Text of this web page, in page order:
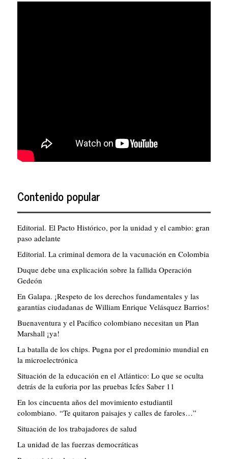
Contenido popular
Editorial. El Pacto Histórico, por la unidad y el cambio: gran
paso adelante
Editorial. La criminal demora de la vacunación en Colombia
Duque debe una explicación sobre la fallida Operación
Gedeón
En Galapa. ¡Respeto de los derechos fundamentales y las
garantías ciudadanas de William Enrique Velásquez Barrios!
Buenaventura y el Pacífico colombiano necesitan un Plan
Marshall ¡ya!
La batalla de los chips. Pugna por el predominio mundial en
la microelectrónica
Situación de la educación en el Atlántico: Lo que se oculta
detrás de la euforia por las pruebas Icfes Saber 11
En los cincuenta años del movimiento estudiantil
colombiano. “Te quitaron paisajes y calles de faroles…”
Situación de los trabajadores de salud
La unidad de las fuerzas democráticas